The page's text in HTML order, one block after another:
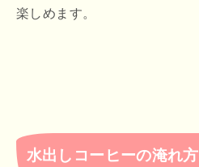
楽しめます。
水出しコーヒーの淹れ方